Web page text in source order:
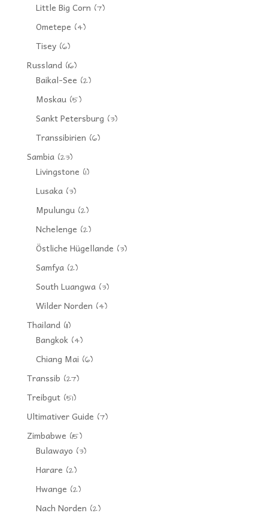
Little Big Corn (7)
Ometepe (4)
Tisey(6)
Russland(16)
Baikal-See (2)
Moskau(5)
Sankt Petersburg (3)
Transsibirien (6)
Sambia(23)
Livingstone (1)
Lusaka(3)
Mpulungu(2)
Nchelenge (2)
Östliche Hügellande (3)
Samfya(2)
South Luangwa(3)
Wilder Norden (4)
Thailand(11)
Bangkok(4)
Chiang Mai (6)
Transsib (27)
Treibgut(51)
Ultimativer Guide (7)
Zimbabwe (15)
Bulawayo (3)
Harare (2)
Hwange (2)
Nach Norden (2)